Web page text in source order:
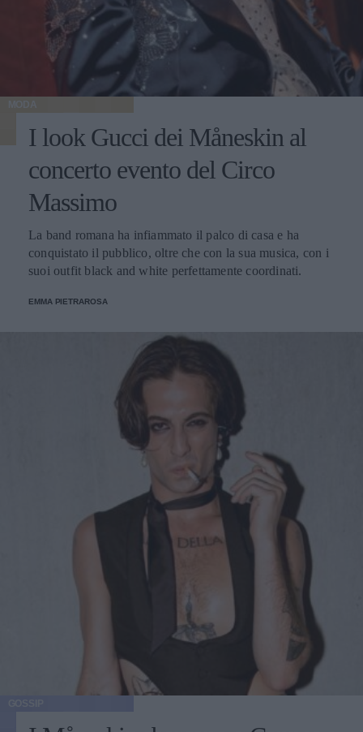
MODA
I look Gucci dei Måneskin al
concerto evento del Circo
Massimo
La band romana ha infiammato il palco di casa e ha
conquistato il pubblico, oltre che con la sua musica, con i
suoi outfit black and white perfettamente coordinati.
EMMA PIETRAROSA